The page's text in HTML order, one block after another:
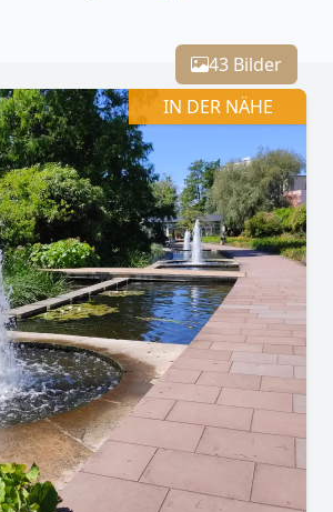
Zoomen mit Strg+Mausrad
43 Bilder
IN DER NÄHE